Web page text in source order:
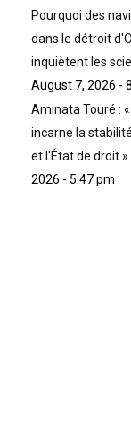
Pourquoi des
dans le détroit
inquiètent les
August 7, 2026 -
Aminata Touré :
incarne la
et l'État de droit »
2026 - 5:47 pm